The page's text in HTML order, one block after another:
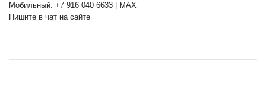
Мобильный: +7 916 040 6633 | MAX
Пишите в чат на сайте